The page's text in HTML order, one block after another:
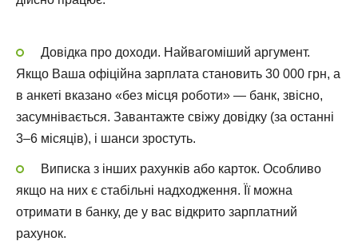
Довідка про доходи. Найвагоміший аргумент.
Якщо Ваша офіційна зарплата становить 30 000 грн, а
в анкеті вказано «без місця роботи» — банк, звісно,
засумнівається. Завантажте свіжу довідку (за останні
3–6 місяців), і шанси зростуть.
Виписка з інших рахунків або карток. Особливо
якщо на них є стабільні надходження. Її можна
отримати в банку, де у вас відкрито зарплатний
рахунок.